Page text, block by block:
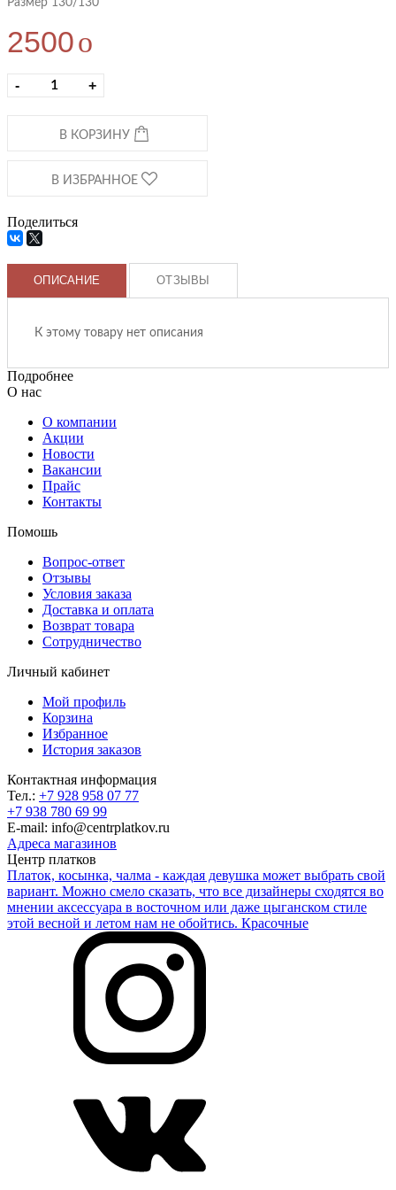
Размер 130/130
2500o
- +
В КОРЗИНУ
В ИЗБРАННОЕ
Поделиться
ОПИСАНИЕ ОТЗЫВЫ
К этому товару нет описания
Подробнее
О нас
О компании
Акции
Новости
Вакансии
Прайс
Контакты
Помошь
Вопрос-ответ
Отзывы
Условия заказа
Доставка и оплата
Возврат товара
Сотрудничество
Личный кабинет
Мой профиль
Корзина
Избранное
История заказов
Контактная информация
Тел.: +7 928 958 07 77
+7 938 780 69 99
E-mail: info@centrplatkov.ru
Адреса магазинов
Центр платков
Платок, косынка, чалма - каждая девушка может выбрать свой
вариант. Можно смело сказать, что все дизайнеры сходятся во
мнении аксессуара в восточном или даже цыганском стиле
этой весной и летом нам не обойтись. Красочные